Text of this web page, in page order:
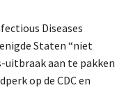
Diseases
Staten “niet
uitbraak aan te pakken
op de CDC en